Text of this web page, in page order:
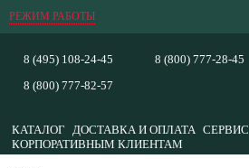
РЕЖИМ РАБОТЫ
8 (495) 108-24-45
8 (800) 777-82-57
8 (800) 777-28-45
КАТАЛОГ ДОСТАВКА И ОПЛАТА СЕРВИС
КОРПОРАТИВНЫМ КЛИЕНТАМ